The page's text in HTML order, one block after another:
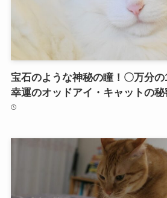
宝石のような神秘の瞳！〇万分
幸運のオッドアイ・キャットの秘